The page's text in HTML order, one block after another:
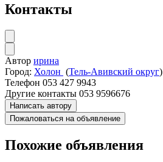
Контакты
Автор ирина
Город: Холон (Тель-Авивский округ)
Телефон 053 427 9943
Другие контакты 053 9596676
Написать автору
Пожаловаться на объявление
Похожие объявления